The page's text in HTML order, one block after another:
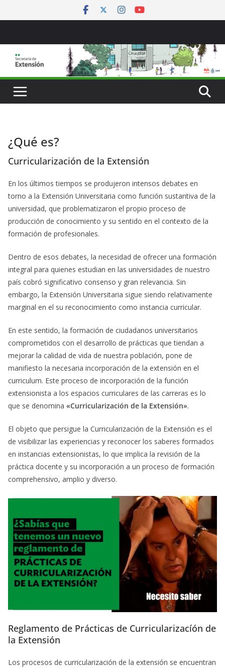
al
¿Qué es?
Curricularización de la Extensión
En los últimos tiempos se produjeron intensos debates en
torno a la Extensión Universitaria como función sustantiva de la
universidad, que problematizaron el propio proceso de
producción de conocimiento y su sentido en el contexto de la
formación de profesionales.
Dentro de esos debates, la necesidad de ofrecer una formación
integral para quienes estudian en las universidades de nuestro
país cobró significativo consenso y gran relevancia. Sin
embargo, la Extensión Universitaria sigue siendo relativamente
marginal en el su reconocimiento como instancia curricular.
En este sentido, la formación de ciudadanos universitarios
comprometidos con el desarrollo de prácticas que tiendan a
mejorar la calidad de vida de nuestra población, pone de
manifiesto la necesaria incorporación de la extensión en el
curriculum. Este proceso de incorporación de la función
extensionista a los espacios curriculares de las carreras es lo
que se denomina «Curricularización de la Extensión».
El objeto que persigue la Curricularización de la Extensión es el
de visibilizar las experiencias y reconocer los saberes formados
en instancias extensionistas, lo que implica la revisión de la
práctica docente y su incorporación a un proceso de formación
comprehensivo, amplio y diverso.
Reglamento de Prácticas de Curricularizacíón de
la Extensión
Los procesos de curricularización de la extensión se encuentran